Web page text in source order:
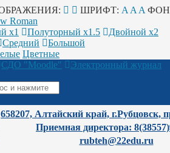
ШРИФТ: A A A
Roman
х1 Полуторный х1.5
Двойной х2
Средний
Большой
Цветные
СДО "Moodle" Электронный журнал
658207, Алтайский край, г.Рубцовск,
Приемная директора:
rubteh@22edu.ru